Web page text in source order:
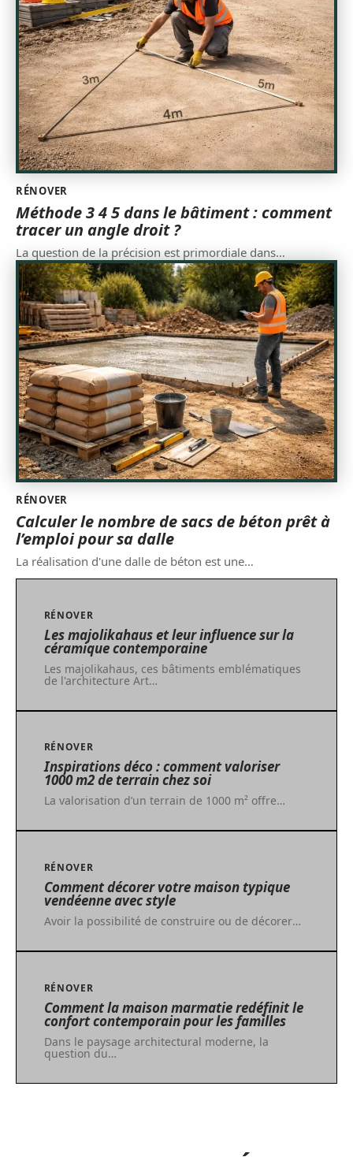
RÉNOVER
Méthode 3 4 5 dans le bâtiment : comment
tracer un angle droit ?
La question de la précision est primordiale dans…
RÉNOVER
Calculer le nombre de sacs de béton prêt à
l’emploi pour sa dalle
La réalisation d'une dalle de béton est une…
RÉNOVER
Les majolikahaus et leur influence sur la
céramique contemporaine
Les majolikahaus, ces bâtiments emblématiques
de l'architecture Art…
RÉNOVER
Inspirations déco : comment valoriser
1000 m2 de terrain chez soi
La valorisation d’un terrain de 1000 m² offre…
RÉNOVER
Comment décorer votre maison typique
vendéenne avec style
Avoir la possibilité de construire ou de décorer…
RÉNOVER
Comment la maison marmatie redéfinit le
confort contemporain pour les familles
Dans le paysage architectural moderne, la
question du…